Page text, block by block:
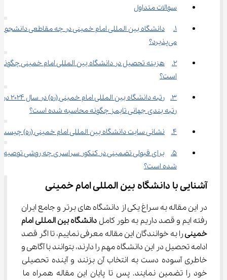
سوالات متداول
1.	دانشگاه بین المللی امام خمینی در چه مقاطعی دانشجو
می‌پذیرد؟
2.	هزینه تحصیل در دانشگاه بین المللی امام خمینی
است؟
3.	رتبه دانشگاه بین المللی امام خمینی (ره) در سال 2024 در
رتبه بندی جهانی تایمز چگونه محاسبه شده است؟
4.	نشانی سایت دانشگاه بین المللی امام خمینی (ره) چیست؟
5.	برای قبولی تضمینی در کنکور سراسری چه روشی توصیه
شده است؟
آشنایی با دانشگاه بین المللی امام خمینی
در این مقاله به سراغ یکی از دانشگاه های برتر و جامع ایران
رفته ایم و قصد داریم به طور کامل دانشگاه بین المللی امام
خمینی را به خوانندگان این مقاله معرفی نماییم، تا اگر قصد
ادامه تحصیل در این دانشگاه مهم را دارند، بتوانند با آگاهی و
خاطری آسوده دست به انتخاب آن بزنند و آینده تحصیلی
خود را تضمین نمایند. پس تا پایان این مقاله همراه ما